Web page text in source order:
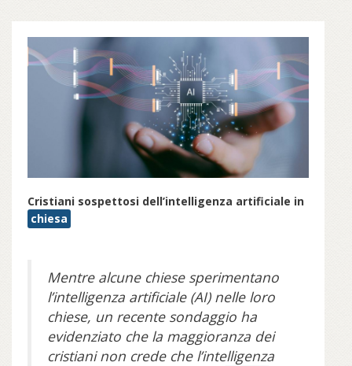
Cristiani sospettosi dell’intelligenza artificiale in
chiesa
Mentre alcune chiese sperimentano
l’intelligenza artificiale (AI) nelle loro
chiese, un recente sondaggio ha
evidenziato che la maggioranza dei
cristiani non crede che l’intelligenza